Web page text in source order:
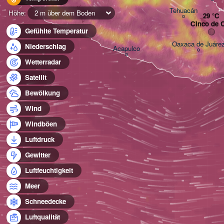
Höhe:
2 m über dem Boden
Gefühlte Temperatur
Niederschlag
Wetterradar
Satellit
Bewölkung
Wind
Windböen
Luftdruck
Gewitter
Luftfeuchtigkeit
Meer
Schneedecke
Luftqualität
Acapulco Oaxaca de
Tehuacán
Cinco de